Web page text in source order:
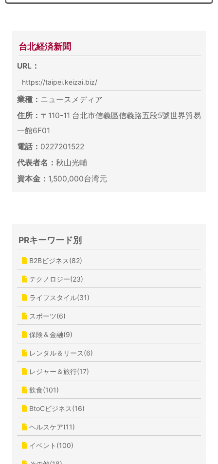
台北経済新聞
URL：
https://taipei.keizai.biz/
業種： ニュースメディア
住所： 〒110-11 台北市信義區信義路五段5號世界貿易
一館6F01
電話： 0227201522
代表者名： 秋山光輔
資本金： 1,500,000台湾元
PRキーワード別
B2Bビジネス(82)
テクノロジー(23)
ライフスタイル(31)
スポーツ(6)
保険＆金融(9)
レンタル＆リース(6)
レジャー＆旅行(17)
飲食(101)
BtoCビジネス(16)
ヘルスケア(11)
イベント(100)